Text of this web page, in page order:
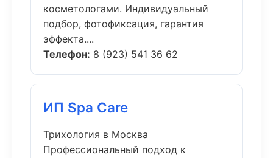
косметологами. Индивидуальный
подбор, фотофиксация, гарантия
эффекта....
Телефон: 8 (923) 541 36 62
ИП Spa Care
Трихология в Москва
Профессиональный подход к